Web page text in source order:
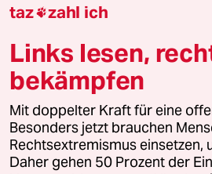
Downloads für Abonnierende
© 2026 taz Verlags und Vertriebs
Alle Rechte vorbehalten. Bei rechtlichen
wenden Sie sich bitte an
lizenzen@taz.de
Feedback Redaktionsstatut
taz zahl ich
Links lesen,
bekämpfen
Mit doppelter Kraft für eine
Besonders jetzt brauchen
Rechtsextremismus einsetzen,
Daher gehen 50 Prozent der